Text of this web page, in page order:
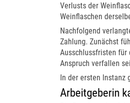
Verlusts der
Weinflaschen
Nachfolgend
Zahlung. Zunächst
Ausschlussfristen für
Anspruch verfallen
In der ersten Instanz
Arbeitgeberin